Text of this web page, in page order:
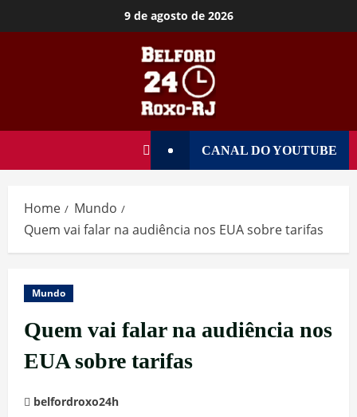
9 de agosto de 2026
CANAL DO YOUTUBE
Home
Mundo
Quem vai falar na audiência nos EUA sobre tarifas
Mundo
Quem vai falar na audiência nos
EUA sobre tarifas
belfordroxo24h